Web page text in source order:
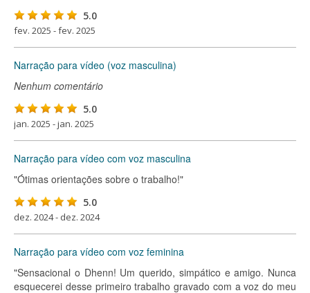
5.0
fev. 2025 - fev. 2025
Narração para vídeo (voz masculina)
Nenhum comentário
5.0
jan. 2025 - jan. 2025
Narração para vídeo com voz masculina
"Ótimas orientações sobre o trabalho!"
5.0
dez. 2024 - dez. 2024
Narração para vídeo com voz feminina
"Sensacional o Dhenn! Um querido, simpático e amigo. Nunca
esquecerei desse primeiro trabalho gravado com a voz do meu